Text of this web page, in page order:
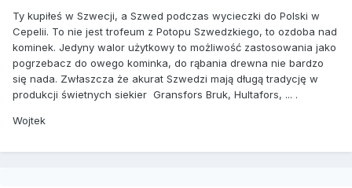
Ty kupiłeś w Szwecji, a Szwed podczas wycieczki do Polski w
Cepelii. To nie jest trofeum z Potopu Szwedzkiego, to ozdoba nad
kominek. Jedyny walor użytkowy to możliwość zastosowania jako
pogrzebacz do owego kominka, do rąbania drewna nie bardzo
się nada. Zwłaszcza że akurat Szwedzi mają długą tradycję w
produkcji świetnych siekier Gransfors Bruk, Hultafors, ... .
Wojtek